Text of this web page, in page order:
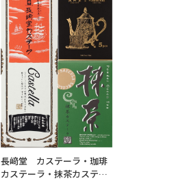
長﨑堂 カステーラ・珈琲
カステーラ・抹茶カステー